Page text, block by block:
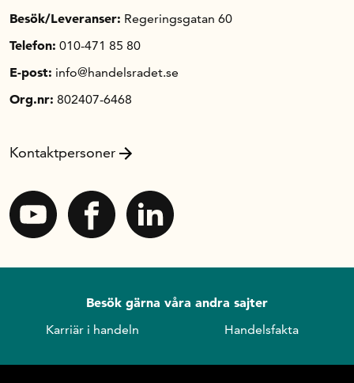
Besök/Leveranser: Regeringsgatan 60
Telefon: 010-471 85 80
E-post: info@handelsradet.se
Org.nr: 802407-6468
Kontaktpersoner
Besök gärna våra andra sajter
Karriär i handeln Handelsfakta